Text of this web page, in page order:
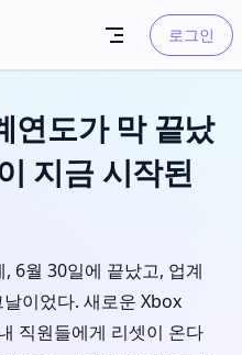
로그인
도가 막 끝났
지금 시작된
6월 30일에 끝났고, 업계
이었다. 새로운 Xbox
직원들에게 리셋이 온다